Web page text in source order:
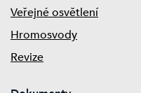
Veřejné osvětlení
Hromosvody
Revize